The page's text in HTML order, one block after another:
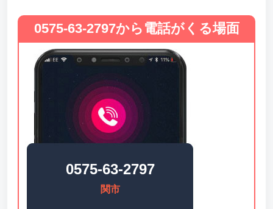
0575-63-2797から電話がくる場面
0575-63-2797
関市